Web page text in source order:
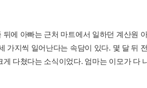
뒤에 아빠는 근처 마트에서 일하던 계산원
가지씩 일어난다는 속담이 있다. 몇 달 뒤
게 다쳤다는 소식이었다. 엄마는 이모가 다